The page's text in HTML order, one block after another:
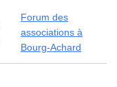
Forum des
associations à
Bourg-Achard